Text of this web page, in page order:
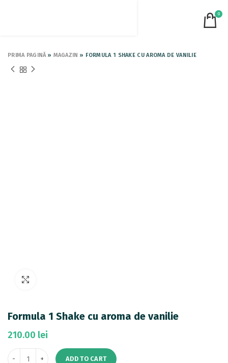
0
PRIMA PAGINĂ» MAGAZIN » FORMULA 1 SHAKE CU AROMA DE VANILIE
Formula 1 Shake cu aroma de vanilie
210.00 lei
ADD TO CART